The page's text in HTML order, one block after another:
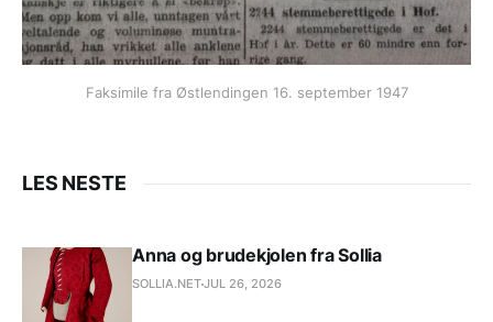
Faksimile fra Østlendingen 16. september 1947
LES NESTE
Anna og brudekjolen fra Sollia
SOLLIA.NETJUL 26, 2026